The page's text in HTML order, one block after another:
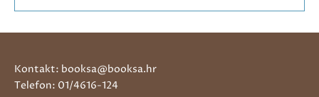
Kontakt: booksa@booksa.hr
Telefon: 01/4616-124